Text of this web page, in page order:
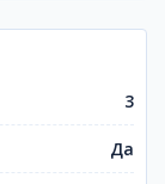
3
Да